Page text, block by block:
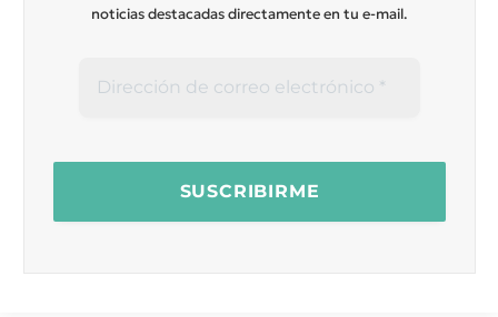
noticias destacadas directamente en tu e-mail.